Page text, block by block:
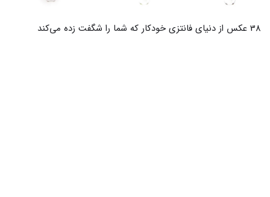
72 عکس از کیک تولد فانتزی که عاشقشان میشوید